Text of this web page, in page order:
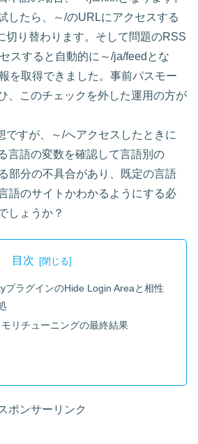
したら、～/のURLにアクセスする
切り替わります。そして問題のRSS
スすると自動的に～/ja/feedとな
を取得できました。事前パスモー
、このチェックを外した運用の方が
ですが、～/へアクセスしたときに
言語の変数を確認して言語別の
部分の不具合があり、既定の言語
語のサイトかわかるようにする必
しょうか？
目次
プラグインのHide Login Areaと相性
リチューニングの最終結果
ポンサーリンク